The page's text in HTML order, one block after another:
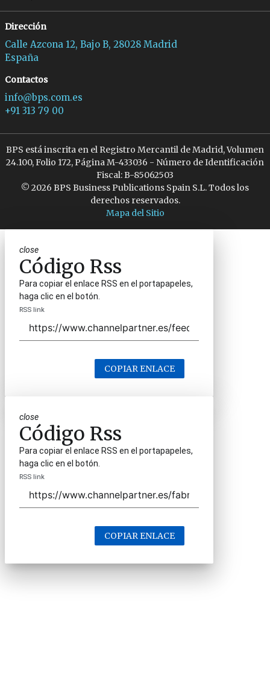
Dirección
Calle Azcona 12, Bajo B, 28028 Madrid
España
Contactos
info@bps.com.es
+91 313 79 00
BPS está inscrita en el Registro Mercantil de Madrid, Volumen
24.100, Folio 172, Página M-433036 - Número de Identificación
Fiscal: B-85062503
© 2026 BPS Business Publications Spain S.L. Todos los
derechos reservados.
Mapa del Sitio
close
Código Rss
Para copiar el enlace RSS en el portapapeles,
haga clic en el botón.
RSS link
COPIAR ENLACE
close
Código Rss
Para copiar el enlace RSS en el portapapeles,
haga clic en el botón.
RSS link
COPIAR ENLACE